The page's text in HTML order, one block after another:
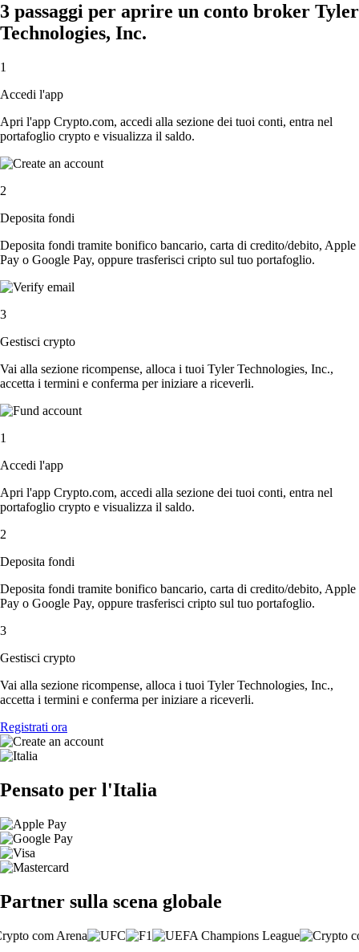
3 passaggi per aprire un conto broker Tyler
Technologies, Inc.
1
Accedi l'app
Apri l'app Crypto.com, accedi alla sezione dei tuoi conti, entra nel
portafoglio crypto e visualizza il saldo.
2
Deposita fondi
Deposita fondi tramite bonifico bancario, carta di credito/debito, Apple
Pay o Google Pay, oppure trasferisci cripto sul tuo portafoglio.
3
Gestisci crypto
Vai alla sezione ricompense, alloca i tuoi Tyler Technologies, Inc.,
accetta i termini e conferma per iniziare a riceverli.
1
Accedi l'app
Apri l'app Crypto.com, accedi alla sezione dei tuoi conti, entra nel
portafoglio crypto e visualizza il saldo.
2
Deposita fondi
Deposita fondi tramite bonifico bancario, carta di credito/debito, Apple
Pay o Google Pay, oppure trasferisci cripto sul tuo portafoglio.
3
Gestisci crypto
Vai alla sezione ricompense, alloca i tuoi Tyler Technologies, Inc.,
accetta i termini e conferma per iniziare a riceverli.
Registrati ora
Pensato per l'Italia
Partner sulla scena globale